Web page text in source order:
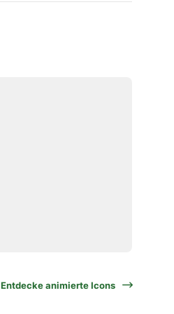
Entdecke animierte Icons